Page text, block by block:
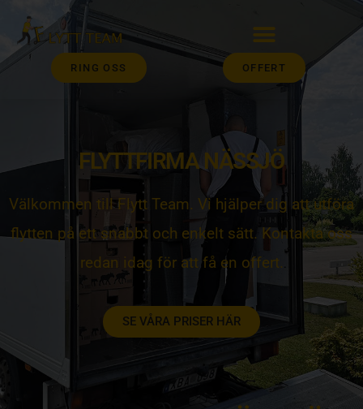
RING OSS OFFERT
FLYTTFIRMA NÄSSJÖ
Välkommen till Flytt Team. Vi hjälper dig att utföra
flytten på ett snabbt och enkelt sätt. Kontakta oss
redan idag för att få en offert.
SE VÅRA PRISER HÄR